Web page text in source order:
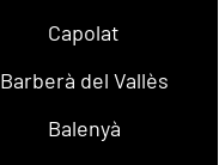
Capolat
Barberà del Vallès
Balenyà